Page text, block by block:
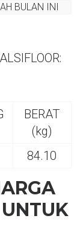
BULAN INI
BERAT
(kg)
84.10